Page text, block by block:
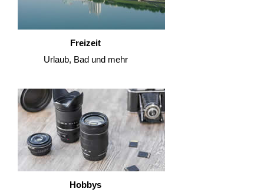
Freizeit
Urlaub, Bad und mehr
Hobbys